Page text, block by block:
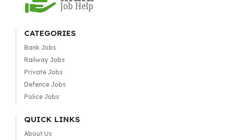
CATEGORIES
Bank Jobs
Railway Jobs
Private Jobs
Defence Jobs
Police Jobs
QUICK LINKS
About Us